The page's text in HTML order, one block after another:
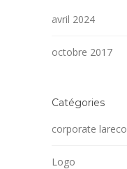
avril 2024
octobre 2017
Catégories
corporate
Logo